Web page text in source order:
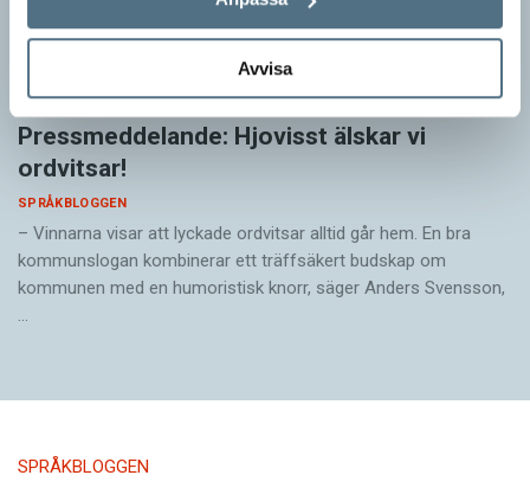
Avvisa
Pressmeddelande: Hjovisst älskar vi
ordvitsar!
SPRÅKBLOGGEN
– Vinnarna visar att lyckade ordvitsar alltid går hem. En bra
kommunslogan kombinerar ett träffsäkert budskap om
kommunen med en humoristisk knorr, säger Anders Svensson,
…
SPRÅKBLOGGEN